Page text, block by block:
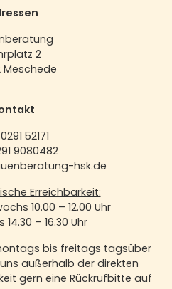
2
Meschede
52171
9080482
hsk.de
Erreichbarkeit:
10.00 – 12.00 Uhr
– 16.30 Uhr
bis freitags tagsüber
außerhalb der direkten
gern eine Rückrufbitte auf